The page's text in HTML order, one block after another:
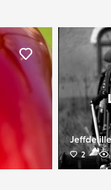
Liker
Jeffdelille
2